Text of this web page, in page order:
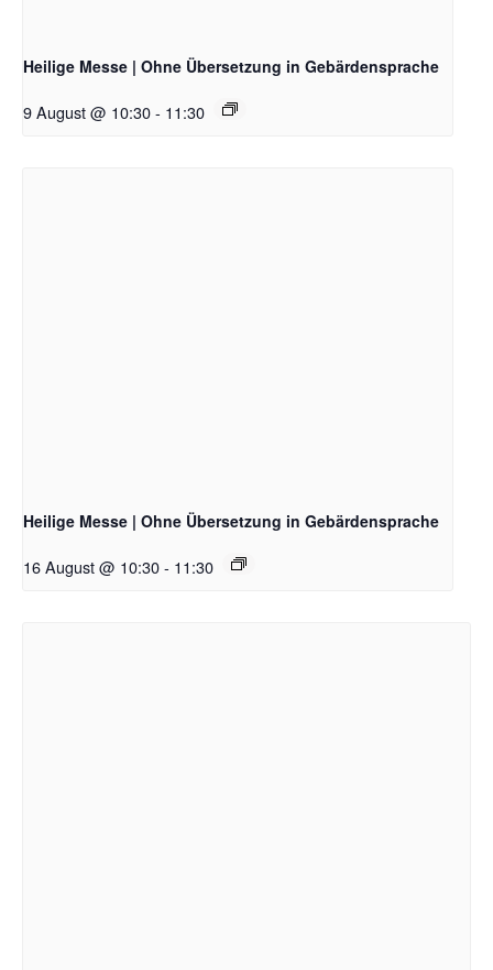
Heilige Messe | Ohne Übersetzung in Gebärdensprache
9 August @ 10:30- 11:30
Heilige Messe | Ohne Übersetzung in Gebärdensprache
16 August @ 10:30- 11:30